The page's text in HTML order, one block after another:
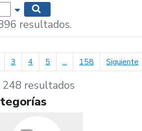
Mostrar opciones de búsqueda
resultados.
3 4 5 ... 158 Siguiente
resultados